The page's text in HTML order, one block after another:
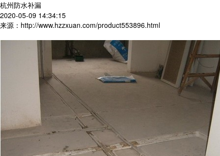
杭州防水补漏
2020-05-09 14:34:15
来源：http://www.hzzxuan.com/product553896.html